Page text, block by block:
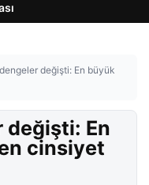
değişti: En büyük
değişti: En
cinsiyet